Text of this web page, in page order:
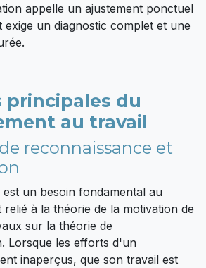
appelle un ajustement ponctuel
exige un diagnostic complet et une
principales du
au travail
reconnaissance et
un besoin fondamental au
à la théorie de la motivation de
sur la théorie de
Lorsque les efforts d'un
inaperçus, que son travail est